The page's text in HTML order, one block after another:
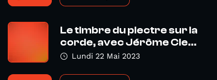
Le timbre du plectre sur la
corde, avec Jérôme Cle...
Lundi 22 Mai 2023